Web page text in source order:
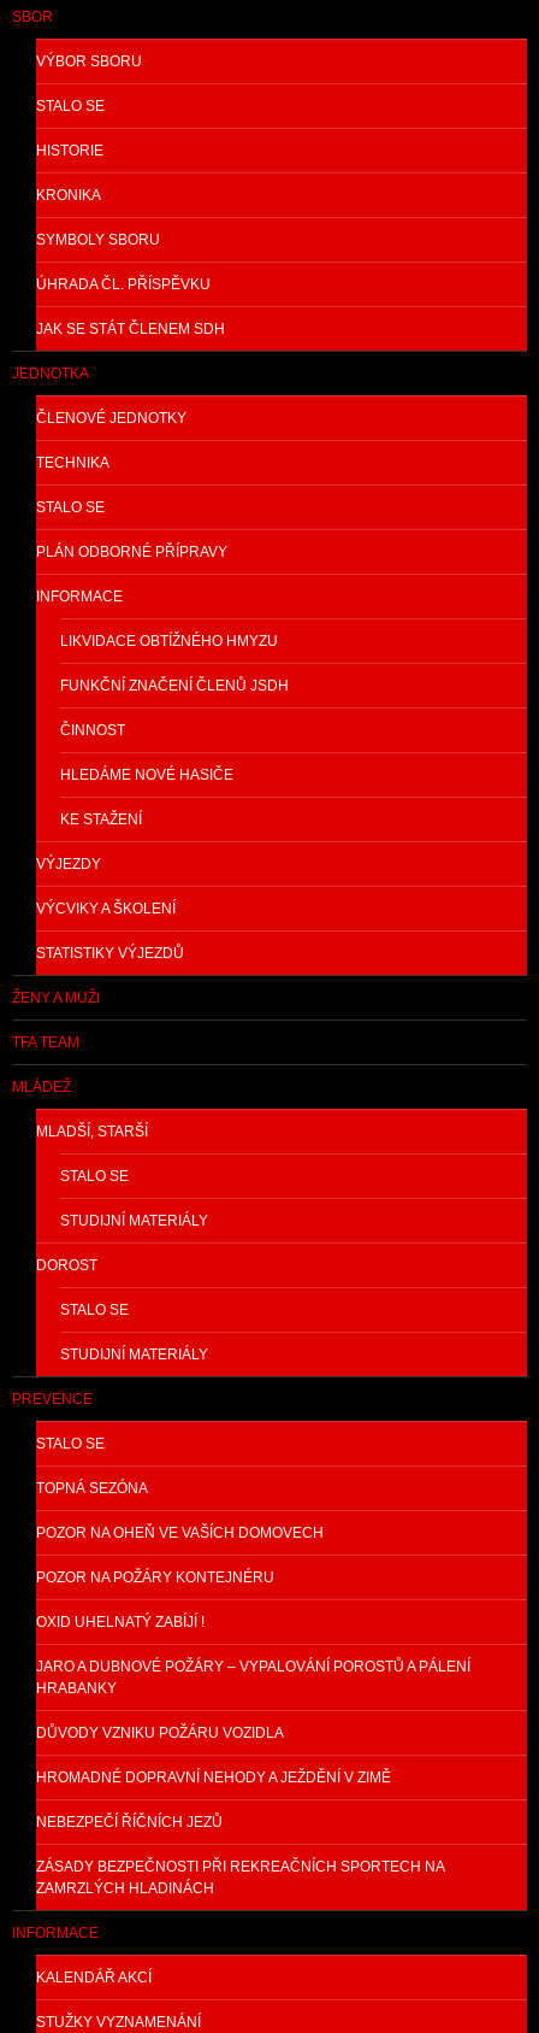
SBOR
VÝBOR SBORU
STALO SE
HISTORIE
KRONIKA
SYMBOLY SBORU
ÚHRADA ČL. PŘÍSPĚVKU
JAK SE STÁT ČLENEM SDH
JEDNOTKA
ČLENOVÉ JEDNOTKY
TECHNIKA
STALO SE
PLÁN ODBORNÉ PŘÍPRAVY
INFORMACE
LIKVIDACE OBTÍŽNÉHO HMYZU
FUNKČNÍ ZNAČENÍ ČLENŮ JSDH
ČINNOST
HLEDÁME NOVÉ HASIČE
KE STAŽENÍ
VÝJEZDY
VÝCVIKY A ŠKOLENÍ
STATISTIKY VÝJEZDŮ
ŽENY A MUŽI
TFA TEAM
MLÁDEŽ
MLADŠÍ, STARŠÍ
STALO SE
STUDIJNÍ MATERIÁLY
DOROST
STALO SE
STUDIJNÍ MATERIÁLY
PREVENCE
STALO SE
TOPNÁ SEZÓNA
POZOR NA OHEŇ VE VAŠÍCH DOMOVECH
POZOR NA POŽÁRY KONTEJNÉRU
OXID UHELNATÝ ZABÍJÍ !
JARO A DUBNOVÉ POŽÁRY – VYPALOVÁNÍ POROSTŮ A PÁLENÍ
HRABANKY
DŮVODY VZNIKU POŽÁRU VOZIDLA
HROMADNÉ DOPRAVNÍ NEHODY A JEŽDĚNÍ V ZIMĚ
NEBEZPEČÍ ŘÍČNÍCH JEZŮ
ZÁSADY BEZPEČNOSTI PŘI REKREAČNÍCH SPORTECH NA
ZAMRZLÝCH HLADINÁCH
INFORMACE
KALENDÁŘ AKCÍ
STUŽKY VYZNAMENÁNÍ